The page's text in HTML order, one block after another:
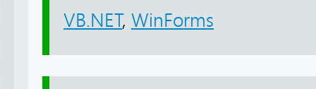
VB.NET, WinForms